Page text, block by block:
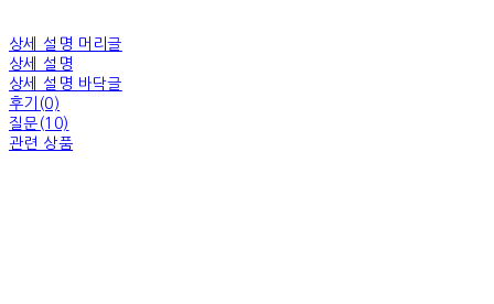
상세 설명 머리글
상세 설명
상세 설명 바닥글
후기(0)
질문(10)
관련 상품